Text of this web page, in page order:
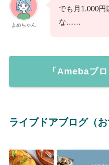
よめちゃん
でも月1,000円
な……
「Amebaブ
ライブドアブログ（お